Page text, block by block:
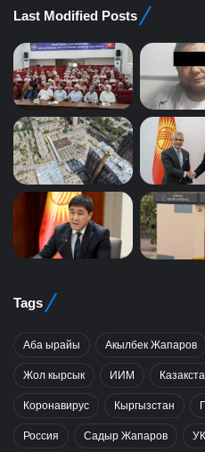
Last Modified Posts
Tags
Аба ырайы Акылбек Жапаров
Жол кырсык ИИМ
Коронавирус Кыргызстан
Россия Садыр Жапаров